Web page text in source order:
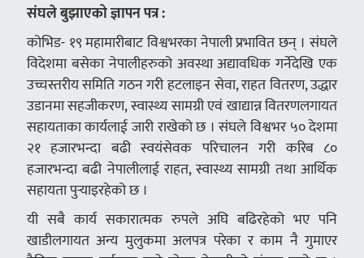
संघले बुझाएको ज्ञापन पत्र :
कोभिड- १९ महामारीबाट विश्वभरका नेपाली प्रभावित छन् । संघले
विदेशमा बसेका नेपालीहरुको अवस्था अद्यावधिक गर्नेदेखि एक
उच्चस्तरीय समिति गठन गरी हटलाइन सेवा, राहत वितरण, उद्धार
उडानमा सहजीकरण, स्वास्थ्य सामग्री एवं खाद्यान्न वितरणलगायत
सहायताका कार्यलाई जारी राखेको छ । संघले विश्वभर ५० देशमा
२१ हजारभन्दा बढी स्वयंसेवक परिचालन गरी करिब ८०
हजारभन्दा बढी नेपालीलाई राहत, स्वास्थ्य सामग्री तथा आर्थिक
सहायता पुर्‍याइरहेको छ ।
यी सबै कार्य सकारात्मक रुपले अघि बढिरहेको भए पनि
खाडीलगायत अन्य मुलुकमा अलपत्र परेका र काम नै गुमाएर